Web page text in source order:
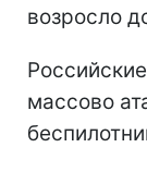
возросло
массово